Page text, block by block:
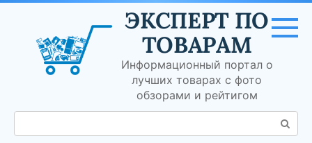
Перейти
контенту
ЭКСПЕРТ ПО
ТОВАРАМ
Информационный портал о
лучших товарах с фото
обзорами и рейтигом
Поиск: